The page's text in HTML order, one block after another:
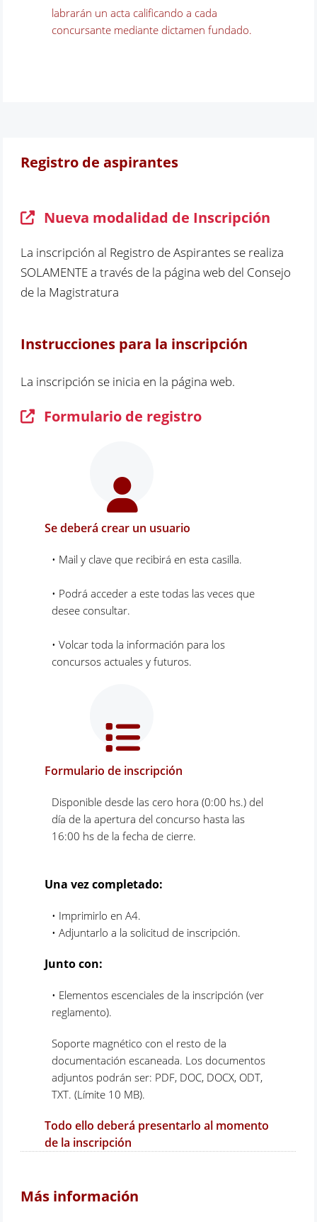
labrarán un acta calificando a cada
concursante mediante dictamen fundado.
Registro de aspirantes
Nueva modalidad de Inscripción
La inscripción al Registro de Aspirantes se realiza
SOLAMENTE a través de la página web del Consejo
de la Magistratura
Instrucciones para la inscripción
La inscripción se inicia en la página web.
Formulario de registro
Se deberá crear un usuario
• Mail y clave que recibirá en esta casilla.
• Podrá acceder a este todas las veces que
desee consultar.
• Volcar toda la información para los
concursos actuales y futuros.
Formulario de inscripción
Disponible desde las cero hora (0:00 hs.) del
día de la apertura del concurso hasta las
16:00 hs de la fecha de cierre.
Una vez completado:
• Imprimirlo en A4.
• Adjuntarlo a la solicitud de inscripción.
Junto con:
• Elementos escenciales de la inscripción (ver
reglamento).
Soporte magnético con el resto de la
documentación escaneada. Los documentos
adjuntos podrán ser: PDF, DOC, DOCX, ODT,
TXT. (Límite 10 MB).
Todo ello deberá presentarlo al momento
de la inscripción
Más información